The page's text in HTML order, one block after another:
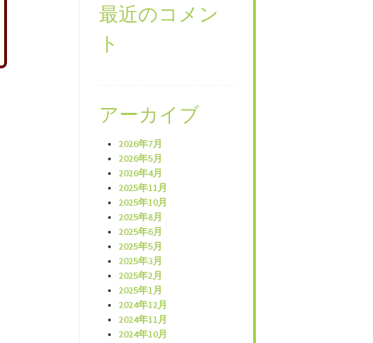
最近のコメン
ト
アーカイブ
2026年7月
2026年5月
2026年4月
2025年11月
2025年10月
2025年8月
2025年6月
2025年5月
2025年3月
2025年2月
2025年1月
2024年12月
2024年11月
2024年10月